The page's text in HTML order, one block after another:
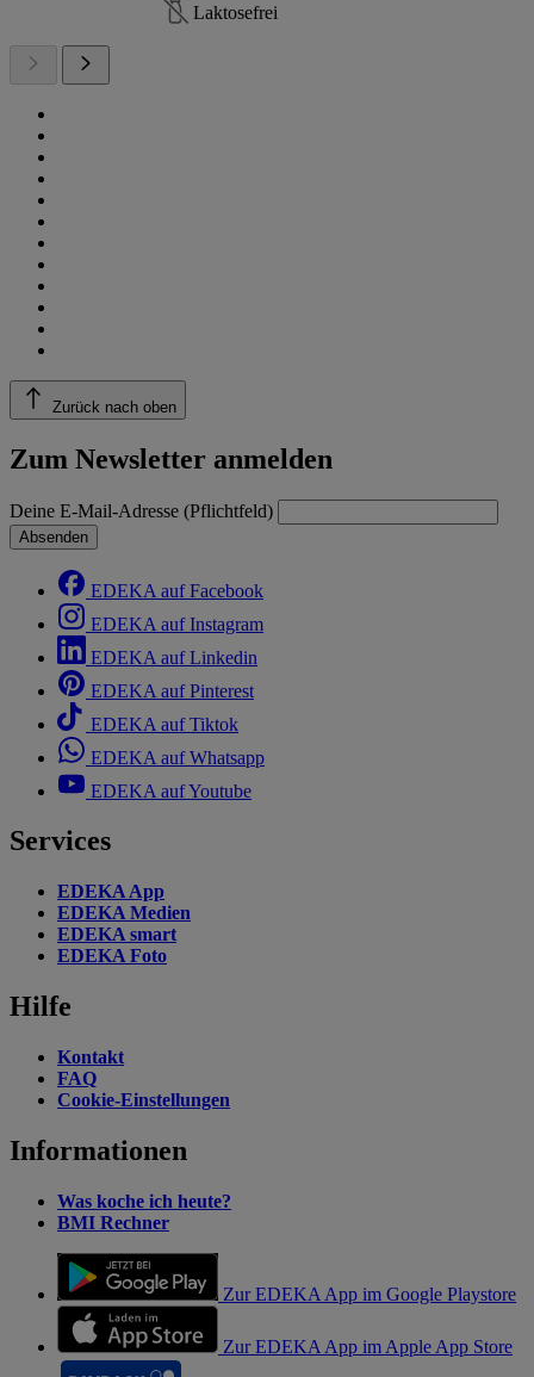
Laktosefrei
Zurück nach oben
Zum Newsletter anmelden
Deine E-Mail-Adresse (Pflichtfeld)
Absenden
EDEKA auf Facebook
EDEKA auf Instagram
EDEKA auf Linkedin
EDEKA auf Pinterest
EDEKA auf Tiktok
EDEKA auf Whatsapp
EDEKA auf Youtube
Services
EDEKA App
EDEKA Medien
EDEKA smart
EDEKA Foto
Hilfe
Kontakt
FAQ
Cookie-Einstellungen
Informationen
Was koche ich heute?
BMI Rechner
Zur EDEKA App im Google Playstore
Zur EDEKA App im Apple App Store